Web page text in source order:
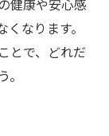
健康や安心感
なります。
とで、どれだ